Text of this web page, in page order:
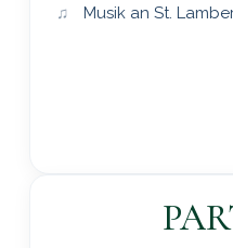
Musik an St.